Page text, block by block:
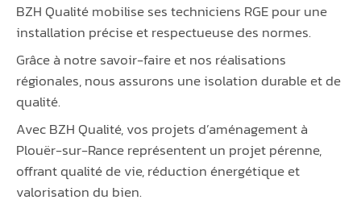
BZH Qualité mobilise ses techniciens RGE pour une
installation précise et respectueuse des normes.
Grâce à notre savoir-faire et nos réalisations
régionales, nous assurons une isolation durable et de
qualité.
Avec BZH Qualité, vos projets d’aménagement à
Plouër-sur-Rance représentent un projet pérenne,
offrant qualité de vie, réduction énergétique et
valorisation du bien.